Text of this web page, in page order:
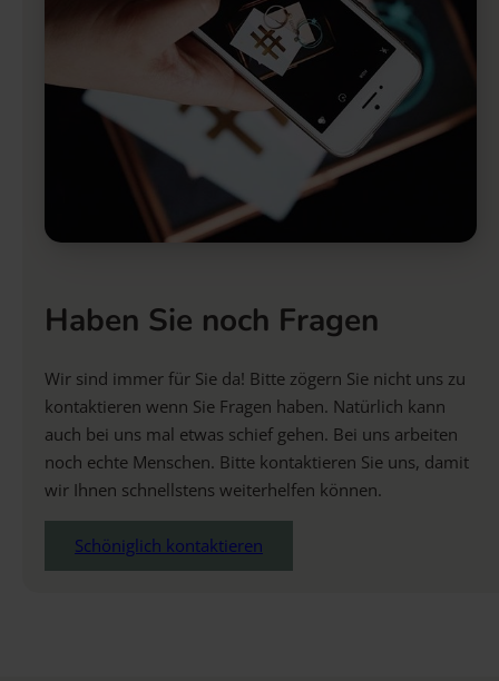
Haben Sie noch Fragen
Wir sind immer für Sie da! Bitte zögern Sie nicht uns zu
kontaktieren wenn Sie Fragen haben. Natürlich kann
auch bei uns mal etwas schief gehen. Bei uns arbeiten
noch echte Menschen. Bitte kontaktieren Sie uns, damit
wir Ihnen schnellstens weiterhelfen können.
Schöniglich kontaktieren